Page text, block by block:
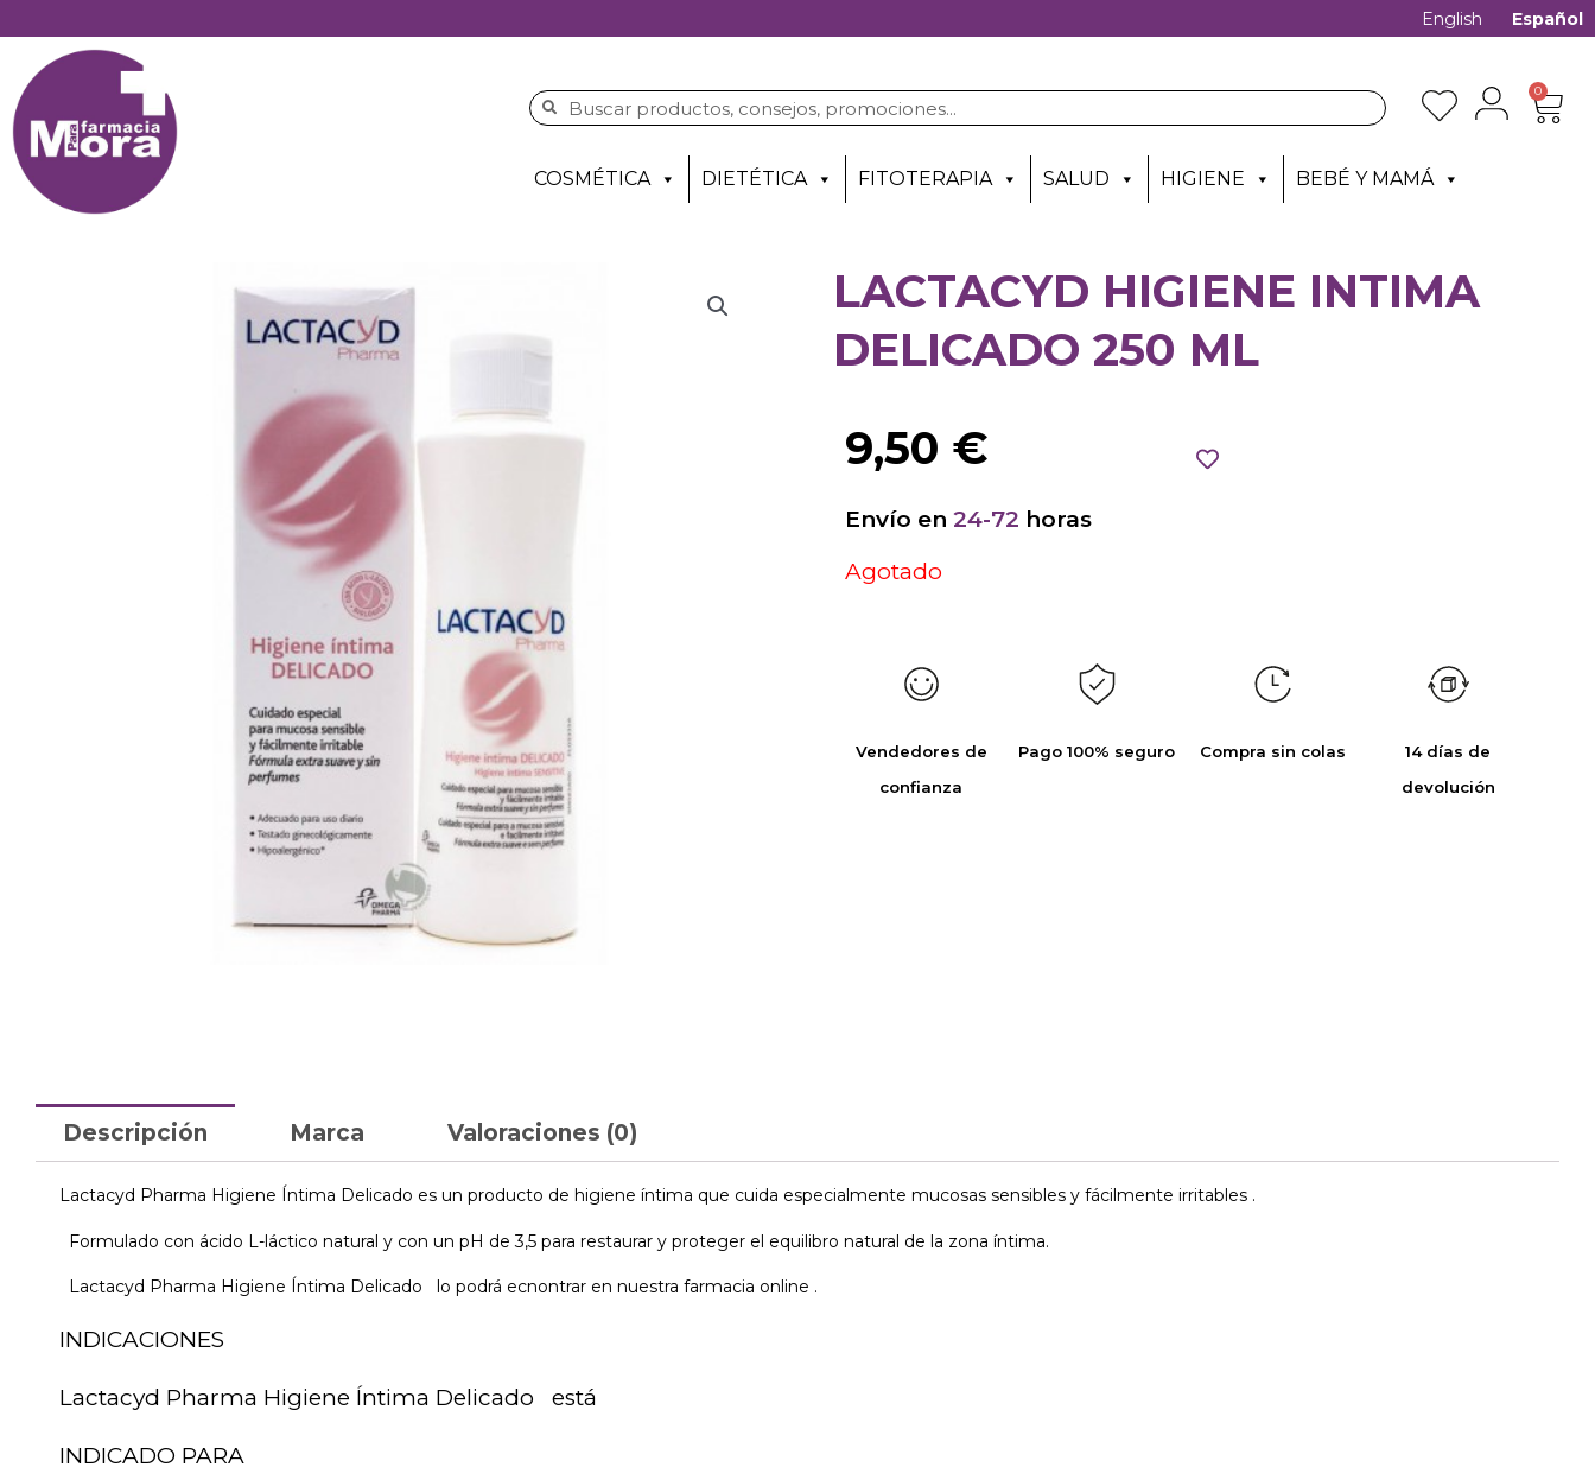
English Español
0
COSMÉTICA DIETÉTICA FITOTERAPIA SALUD HIGIENE BEBÉ Y MAMÁ
LACTACYD HIGIENE INTIMA
DELICADO 250 ML
9,50 €
Envío en 24-72 horas
Agotado
Vendedores de
confianza
Pago 100% seguro Compra sin colas
14 días de
devolución
Descripción Marca Valoraciones (0)
Lactacyd Pharma Higiene Íntima Delicado es un producto de higiene íntima que cuida especialmente mucosas sensibles y fácilmente irritables .
Formulado con ácido L-láctico natural y con un pH de 3,5 para restaurar y proteger el equilibro natural de la zona íntima.
Lactacyd Pharma Higiene Íntima Delicado lo podrá ecnontrar en nuestra farmacia online .
INDICACIONES
Lactacyd Pharma Higiene Íntima Delicado está
INDICADO PARA